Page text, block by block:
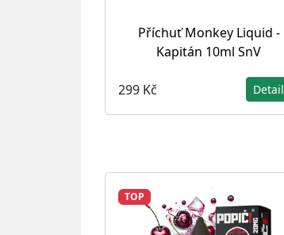
Příchuť Monkey Liquid -
Kapitán 10ml SnV
299 Kč Detail
TOP